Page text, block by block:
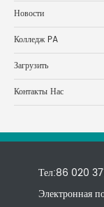
Новости
Колледж PA
Загрузить
Контакты Нас
Тел:86 020
Электронная